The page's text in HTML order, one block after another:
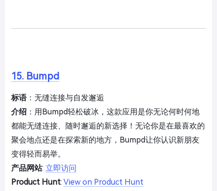
15. Bumpd
标语：无缝连接与自发邂逅
介绍 ：用Bumpd轻松破冰，这款应用是你无论何时何地
都能无缝连接、随时邂逅的新选择！无论你是在最喜欢的
聚会地点还是在探索新的地方，Bumpd让你认识新朋友
变得轻而易举。
产品网站: 立即访问
Product Hunt: View on Product Hunt